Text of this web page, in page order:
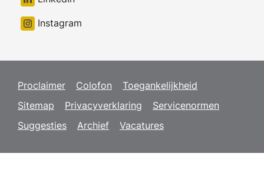
Instagram
Proclaimer Colofon
Toegankelijkheid
Sitemap
Privacyverklaring
Servicenormen
Suggesties
Archief Vacatures